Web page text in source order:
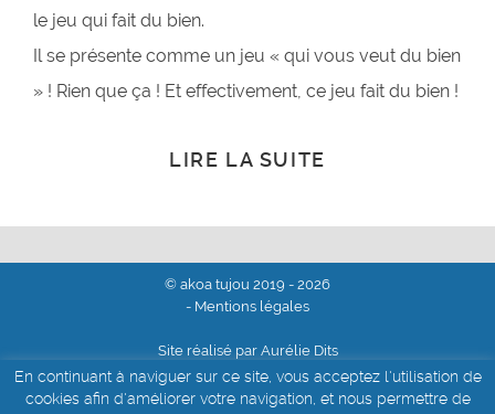
le jeu qui fait du bien.
Il se présente comme un jeu « qui vous veut du bien
» ! Rien que ça ! Et effectivement, ce jeu fait du bien !
LIRE LA SUITE
© akoa tujou 2019 - 2026
- Mentions légales
Site réalisé par Aurélie Dits
En continuant à naviguer sur ce site, vous acceptez l'utilisation de
cookies afin d'améliorer votre navigation, et nous permettre de